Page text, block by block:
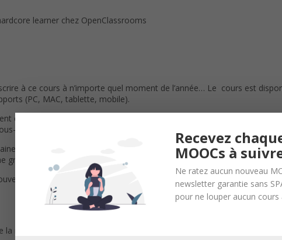
learner chez OpenClassrooms
à ce cours à n’importe quel moment de l’année… Le cours est
(PC, MAC, tablette, mobile).
choisir de suivre les cours selon un rythme prédéfini par la
même une progression régulière..
par partie permet un avancement régulier en fixant des dates
grande flexibilité, car vous pouvez réaliser vos exercices à tout moment.
toute l’année.
la relation client en ligne.Pour vous mettre à niveau vous pouvez suivre
Recevez
MOOCs à
Ne ratez aucun nouveau
newsletter garantie sans
pour ne louper aucun cours